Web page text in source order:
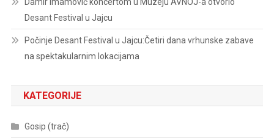
Damir Imamović koncertom u Muzeju AVNOJ-a otvorio
Desant Festival u Jajcu
Počinje Desant Festival u Jajcu:Četiri dana vrhunske zabave
na spektakularnim lokacijama
KATEGORIJE
Gosip (trač)